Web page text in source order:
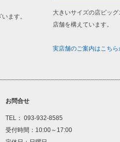
ます。
大きいサイズの店ビッ
店舗を構えています。
実店舗のご案内はこちら
お問合せ
TEL： 093-932-8585
受付時間：10:00～17:00